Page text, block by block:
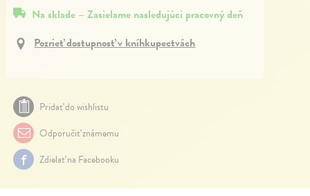
Na sklade – Zasielame nasledujúci pracovný deň
Pozrieť dostupnosť v kníhkupectvách
Pridať do wishlistu
Odporučiť známemu
Zdielať na Facebooku